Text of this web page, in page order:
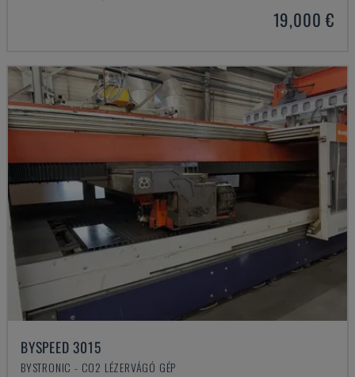
19,000 €
BYSPEED 3015
BYSTRONIC - CO2 LÉZERVÁGÓ GÉP